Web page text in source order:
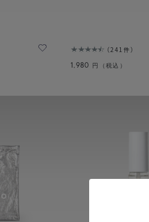
241件
1,980 円（税込）